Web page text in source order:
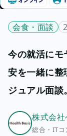
会食・面談
今の就活に
安を一緒に整
ジュアル面談。
株式会
総合・ITコ